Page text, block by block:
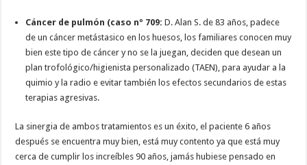
Cáncer de pulmón (caso nº 709:D. Alan S. de 83 años, padece
de un cáncer metástasico en los huesos, los familiares conocen muy
bien este tipo de cáncer y no se la juegan, deciden que desean un
plan trofológico/higienista personalizado (TAEN), para ayudar a la
quimio y la radio e evitar también los efectos secundarios de estas
terapias agresivas.
La sinergia de ambos tratamientos es un éxito, el paciente 6 años
después se encuentra muy bien, está muy contento ya que está muy
cerca de cumplir los increíbles 90 años, jamás hubiese pensado en